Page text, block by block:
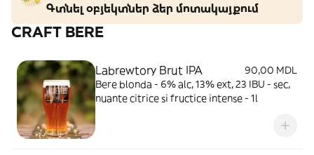
Գտնել օբյեկտներ ձեր մոտակայքում
CRAFT BERE
Labrewtory Brut IPA
90,00 MDL
Bere blonda - 6% alc, 13% ext, 23 IBU - sec,
nuante citrice si fructice intense - 1l